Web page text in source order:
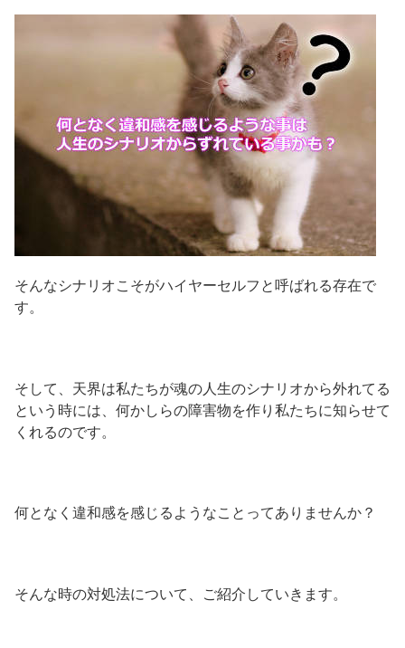
そんなシナリオこそがハイヤーセルフと呼ばれる存在で
す。
そして、天界は私たちが魂の人生のシナリオから外れてる
という時には、何かしらの障害物を作り私たちに知らせて
くれるのです。
何となく違和感を感じるようなことってありませんか？
そんな時の対処法について、ご紹介していきます。